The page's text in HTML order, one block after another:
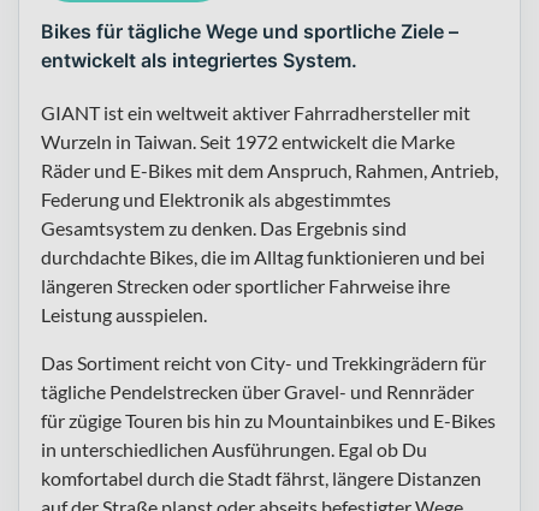
Bikes für tägliche Wege und sportliche Ziele –
entwickelt als integriertes System.
GIANT ist ein weltweit aktiver Fahrradhersteller mit
Wurzeln in Taiwan. Seit 1972 entwickelt die Marke
Räder und E-Bikes mit dem Anspruch, Rahmen, Antrieb,
Federung und Elektronik als abgestimmtes
Gesamtsystem zu denken. Das Ergebnis sind
durchdachte Bikes, die im Alltag funktionieren und bei
längeren Strecken oder sportlicher Fahrweise ihre
Leistung ausspielen.
Das Sortiment reicht von City- und Trekkingrädern für
tägliche Pendelstrecken über Gravel- und Rennräder
für zügige Touren bis hin zu Mountainbikes und E-Bikes
in unterschiedlichen Ausführungen. Egal ob Du
komfortabel durch die Stadt fährst, längere Distanzen
auf der Straße planst oder abseits befestigter Wege